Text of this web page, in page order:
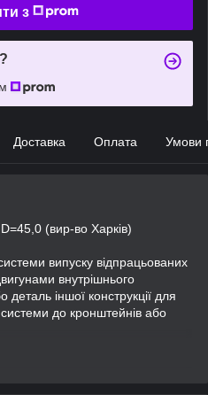
з
Доставка Оплата Умови
(вир-во Харків)
випуску відпрацьованих
внутрішнього
іншої конструкції для
до кронштейнів або